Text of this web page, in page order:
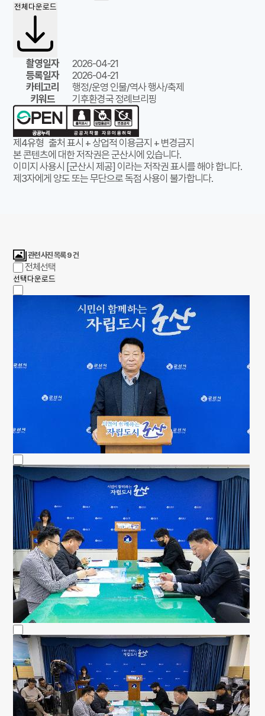
전체다운로드
촬영일자
2026-04-21
등록일자
2026-04-21
카테고리
행정/운영 인물/역사 행사/축제
키워드
기후환경국 정례브리핑
제4유형 출처 표시 + 상업적 이용금지 + 변경금지
본 콘텐츠에 대한 저작권은 군산시에 있습니다.
이미지 사용시 [군산시 제공] 이라는 저작권 표시를 해야 합니다.
제3자에게 양도 또는 무단으로 독점 사용이 불가합니다.
관련 사진 목록9건
전체선택
선택다운로드